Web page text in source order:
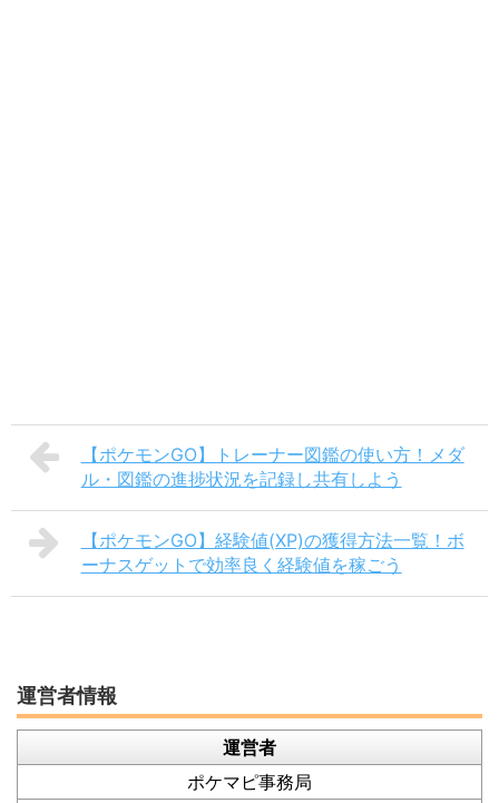
【ポケモンGO】トレーナー図鑑の使い方！メダ
ル・図鑑の進捗状況を記録し共有しよう
【ポケモンGO】経験値(XP)の獲得方法一覧！ボ
ーナスゲットで効率良く経験値を稼ごう
運営者情報
運営者
ポケマピ事務局